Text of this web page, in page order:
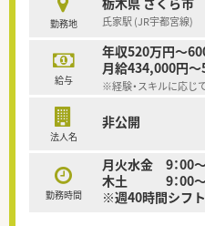
勤務地 氏家駅 (JR宇都宮線)
給与
年収520万円～
月給434,000円
※経験・スキルに応じ
法人名
非公開
勤務時間
月火水金 9：00～
木土 9：00～17
※週40時間シフ